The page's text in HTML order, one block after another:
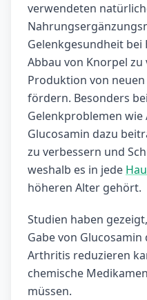
verwendeten
Gelenkgesundheit bei
Abbau von Knorpel
Produktion von
fördern. Besonders
Gelenkproblemen
Glucosamin dazu
zu verbessern und
weshalb es in jede
höheren Alter gehört.
Studien haben
Gabe von
Arthritis reduzieren
chemische
müssen.